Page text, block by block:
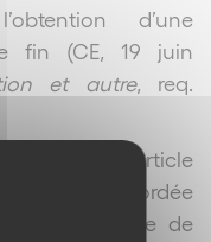
d’une
fin (CE, 19 juin
et autre, req.
de l’article
n’être accordée
compétente de